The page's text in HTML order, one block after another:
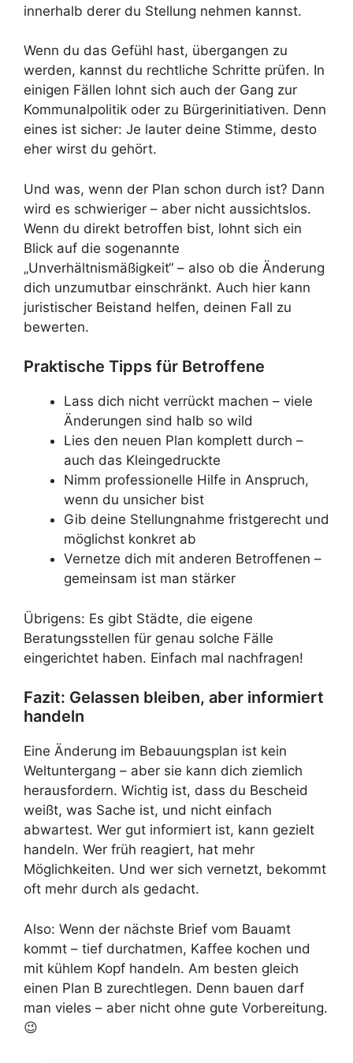
innerhalb derer du Stellung nehmen kannst.
Wenn du das Gefühl hast, übergangen zu
werden, kannst du rechtliche Schritte prüfen. In
einigen Fällen lohnt sich auch der Gang zur
Kommunalpolitik oder zu Bürgerinitiativen. Denn
eines ist sicher: Je lauter deine Stimme, desto
eher wirst du gehört.
Und was, wenn der Plan schon durch ist? Dann
wird es schwieriger – aber nicht aussichtslos.
Wenn du direkt betroffen bist, lohnt sich ein
Blick auf die sogenannte
„Unverhältnismäßigkeit“ – also ob die Änderung
dich unzumutbar einschränkt. Auch hier kann
juristischer Beistand helfen, deinen Fall zu
bewerten.
Praktische Tipps für Betroffene
Lass dich nicht verrückt machen – viele
Änderungen sind halb so wild
Lies den neuen Plan komplett durch –
auch das Kleingedruckte
Nimm professionelle Hilfe in Anspruch,
wenn du unsicher bist
Gib deine Stellungnahme fristgerecht und
möglichst konkret ab
Vernetze dich mit anderen Betroffenen –
gemeinsam ist man stärker
Übrigens: Es gibt Städte, die eigene
Beratungsstellen für genau solche Fälle
eingerichtet haben. Einfach mal nachfragen!
Fazit: Gelassen bleiben, aber informiert
handeln
Eine Änderung im Bebauungsplan ist kein
Weltuntergang – aber sie kann dich ziemlich
herausfordern. Wichtig ist, dass du Bescheid
weißt, was Sache ist, und nicht einfach
abwartest. Wer gut informiert ist, kann gezielt
handeln. Wer früh reagiert, hat mehr
Möglichkeiten. Und wer sich vernetzt, bekommt
oft mehr durch als gedacht.
Also: Wenn der nächste Brief vom Bauamt
kommt – tief durchatmen, Kaffee kochen und
mit kühlem Kopf handeln. Am besten gleich
einen Plan B zurechtlegen. Denn bauen darf
man vieles – aber nicht ohne gute Vorbereitung.
😉